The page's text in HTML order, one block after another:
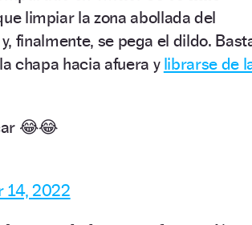
limpiar la zona abollada del
finalmente, se pega el dildo.
chapa hacia afuera ylibrarse de
😂😂
14, 2022